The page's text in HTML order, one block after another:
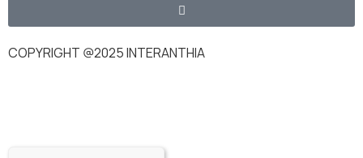
COPYRIGHT @2025 INTERANTHIA